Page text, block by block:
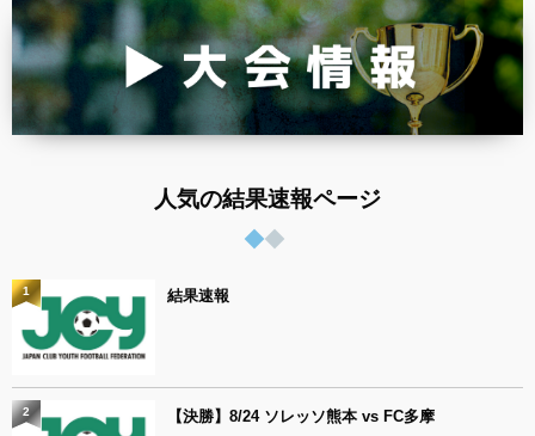
人気の結果速報ページ
結果速報
1
【決勝】8/24 ソレッソ熊本 vs FC多摩
2